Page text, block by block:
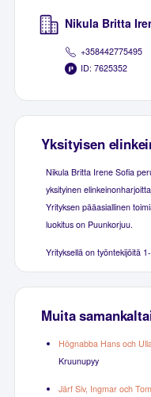
Nikula Britta
+358442775495
ID: 7625352
Yksityisen
Nikula Britta Irene Sofia
yksityinen
Yrityksen pääasiallinen
luokitus on Puunkorjuu.
Yrityksellä on työntekijöitä
Muita
Högnabba Hans och Ulla
Kruunupyy
Järf Siv, Ingmar och